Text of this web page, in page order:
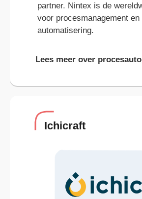
partner. Nintex is de
voor procesmanagement en
automatisering.
Lees meer over
Ichicraft